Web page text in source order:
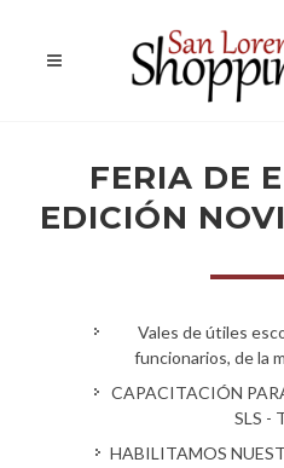
FERIA DE
EDICIÓN
Vales de útiles
funcionarios, de la
CAPACITACIÓN
SLS -
HABILITAMOS